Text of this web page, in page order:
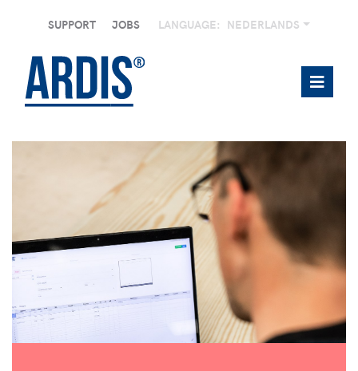
SUPPORT JOBS LANGUAGE: NEDERLANDS